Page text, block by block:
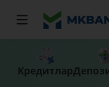
Кредитлар